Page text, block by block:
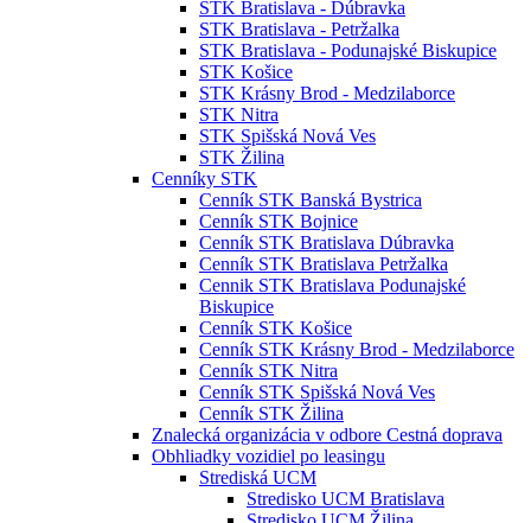
STK Bratislava - Dúbravka
STK Bratislava - Petržalka
STK Bratislava - Podunajské Biskupice
STK Košice
STK Krásny Brod - Medzilaborce
STK Nitra
STK Spišská Nová Ves
STK Žilina
Cenníky STK
Cenník STK Banská Bystrica
Cenník STK Bojnice
Cenník STK Bratislava Dúbravka
Cenník STK Bratislava Petržalka
Cennik STK Bratislava Podunajské
Biskupice
Cenník STK Košice
Cenník STK Krásny Brod - Medzilaborce
Cenník STK Nitra
Cenník STK Spišská Nová Ves
Cenník STK Žilina
Znalecká organizácia v odbore Cestná doprava
Obhliadky vozidiel po leasingu
Strediská UCM
Stredisko UCM Bratislava